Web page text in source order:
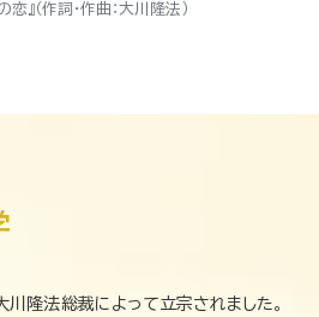
』（作詞・作曲：大川隆法）
隆法総裁によって立宗されました。